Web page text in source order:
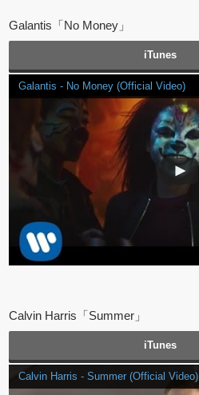
Galantis「No Money」
iTunes
Galantis - No Money (Official Video)
Calvin Harris「Summer」
iTunes
Calvin Harris - Summer (Official Video)